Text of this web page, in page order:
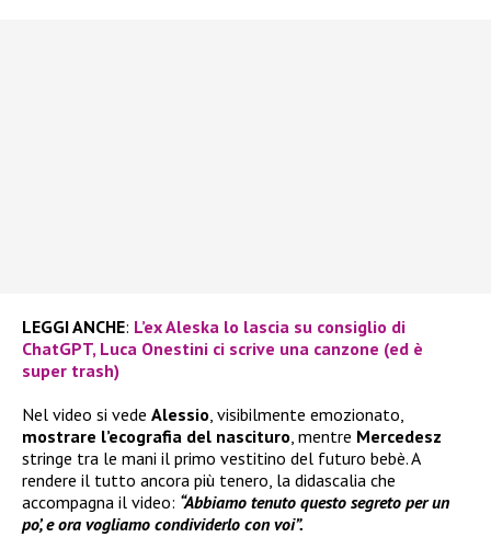
LEGGI ANCHE: L’ex Aleska lo lascia su consiglio di
ChatGPT, Luca Onestini ci scrive una canzone (ed è
super trash)
Nel video si vede Alessio, visibilmente emozionato,
mostrare l’ecografia del nascituro, mentre Mercedesz
stringe tra le mani il primo vestitino del futuro bebè. A
rendere il tutto ancora più tenero, la didascalia che
accompagna il video: “Abbiamo tenuto questo segreto per un
po’, e ora vogliamo condividerlo con voi”.